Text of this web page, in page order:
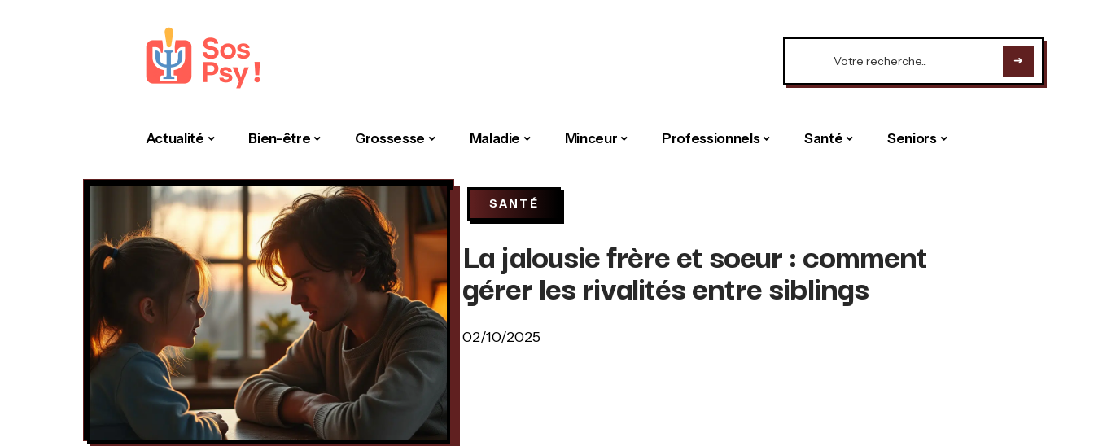
Actualité Bien-être Grossesse Maladie Minceur Professionnels Santé Seniors
SANTÉ
La jalousie frère et soeur : comment
gérer les rivalités entre siblings
02/10/2025